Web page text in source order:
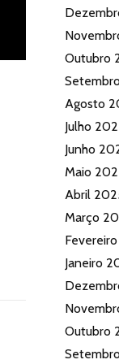
Outubro
Agosto
Julho
Junho
Maio
Abril
Março
Janeiro
Outubro